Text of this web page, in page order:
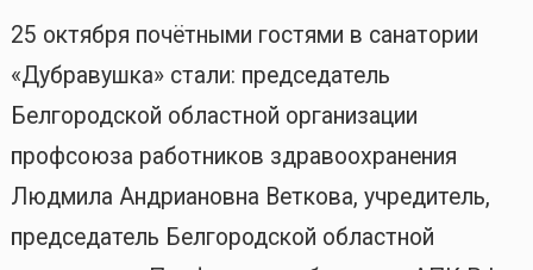
25 октября почётными гостями в санатории
«Дубравушка» стали: председатель
Белгородской областной организации
профсоюза работников здравоохранения
Людмила Андриановна Веткова, учредитель,
председатель Белгородской областной